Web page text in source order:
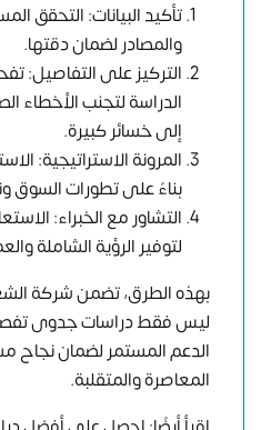
تأكيد البيانات: التحقق
والمصادر لضمان دقتها.
التركيز على التفاصيل:
الدراسة لتجنب الأخطاء
إلى خسائر كبيرة.
المرونة الاستراتيجية:
بناءً على تطورات السوق
التشاور مع الخبراء:
لتوفير الرؤية الشاملة
بهذه الطرق، تضمن شركة
ليس فقط دراسات جدوى
الدعم المستمر لضمان نجاح
المعاصرة والمتقلبة.